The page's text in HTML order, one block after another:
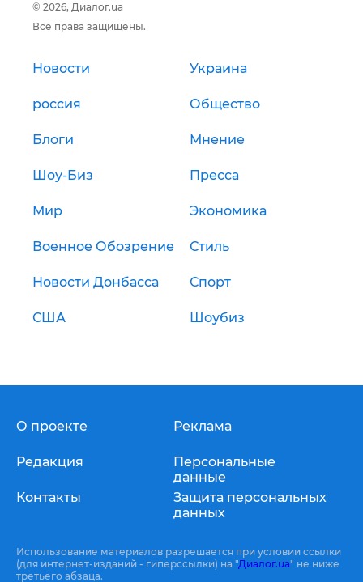
© 2026, Диалог.ua
Все права защищены.
Новости Украина
россия Общество
Блоги Мнение
Шоу-Биз Пресса
Мир Экономика
Военное Обозрение Стиль
Новости Донбасса Спорт
США Шоубиз
О проекте
Редакция
Контакты
Реклама
Персональные
данные
Защита персональных
данных
Использование материалов разрешается при условии ссылки
(для интернет-изданий - гиперссылки) на "Диалог.ua" не ниже
третьего абзаца.